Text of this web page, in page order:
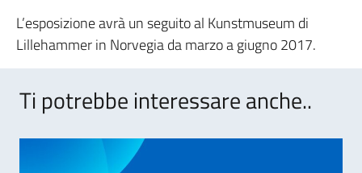
L’esposizione avrà un seguito al Kunstmuseum di
Lillehammer in Norvegia da marzo a giugno 2017.
Ti potrebbe interessare anche..